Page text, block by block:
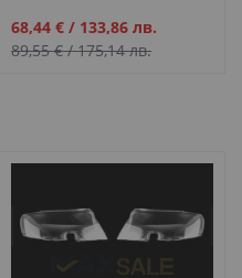
Промо
цена
68,44 € / 133,86 лв.
89,55 €/175,14 лв.